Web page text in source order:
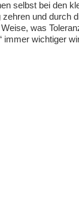
selbst bei den
und durch
was
immer wichtiger